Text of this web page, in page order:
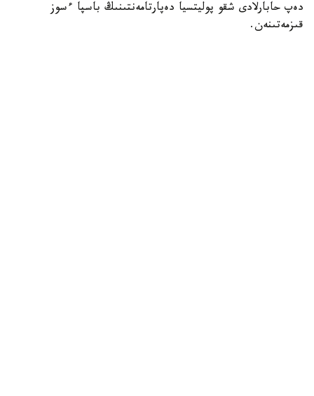
دەپ حابارلادى شقو پوليتسيا دەپارتامەنتىنىڭ باسپا ءسوز
قىزمەتىنەن.